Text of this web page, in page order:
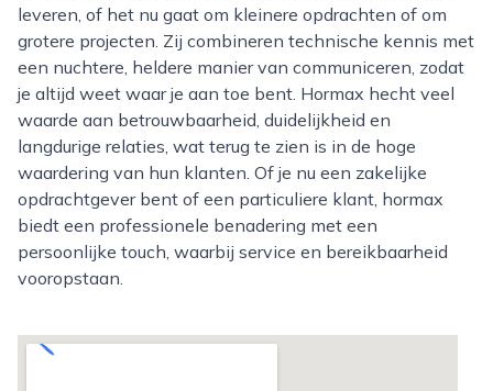
leveren, of het nu gaat om kleinere opdrachten of om
grotere projecten. Zij combineren technische kennis met
een nuchtere, heldere manier van communiceren, zodat
je altijd weet waar je aan toe bent. Hormax hecht veel
waarde aan betrouwbaarheid, duidelijkheid en
langdurige relaties, wat terug te zien is in de hoge
waardering van hun klanten. Of je nu een zakelijke
opdrachtgever bent of een particuliere klant, hormax
biedt een professionele benadering met een
persoonlijke touch, waarbij service en bereikbaarheid
vooropstaan.